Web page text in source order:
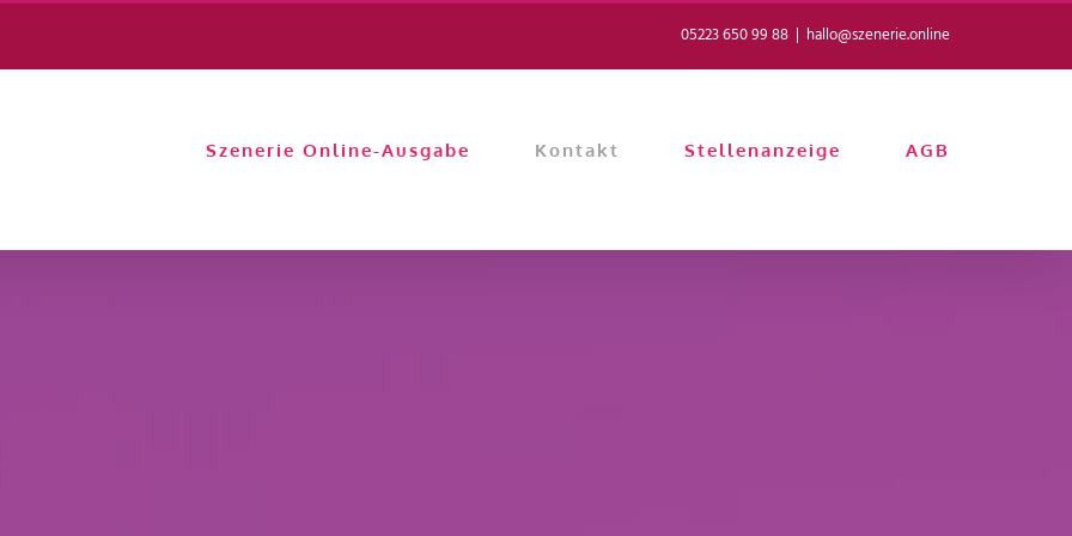
05223 650 99 88 | hallo@szenerie.online
Szenerie Online-Ausgabe Kontakt Stellenanzeige AGB